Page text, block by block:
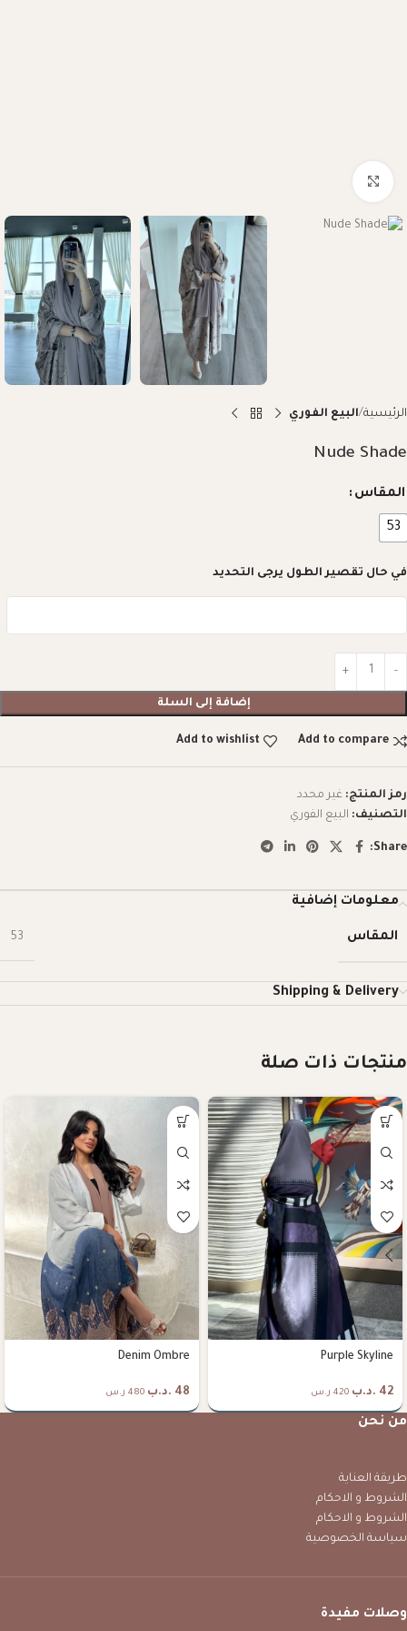
الرئيسية البيع الفوري
Nude Shade
المقاس
53
في حال تقصير الطول يرجى التحديد
إضافة إلى السلة
Add to compare
Add to wishlist
رمز المنتج: غير محدد
التصنيف: البيع الفوري
Share:
معلومات إضافية
المقاس 53
Shipping & Delivery
منتجات ذات صلة
Purple Skyline
42 .د.ب 420 ر.س
Denim Ombre
48 .د.ب 480 ر.س
من نحن
طريقة العناية
الشروط و الاحكام
الشروط و الاحكام
سياسة الخصوصية
وصلات مفيدة